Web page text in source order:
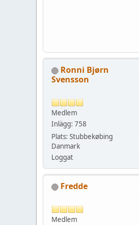
Ronni Bjørn
Svensson
Medlem
Inlägg: 758
Plats: Stubbekøbing
Danmark
Loggat
Fredde
Medlem